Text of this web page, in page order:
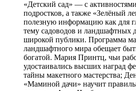
«Детский сад» — с
подростков, а также «Зелёный
полезную информацию как для
тему садоводов и ландшафтных
широкой публики. Программа
ландшафтного мира обещает
богатой. Мария Принтц, чьи
удостаивались высших наград
тайны макетного мастерства;
«Маминой дачи» научит